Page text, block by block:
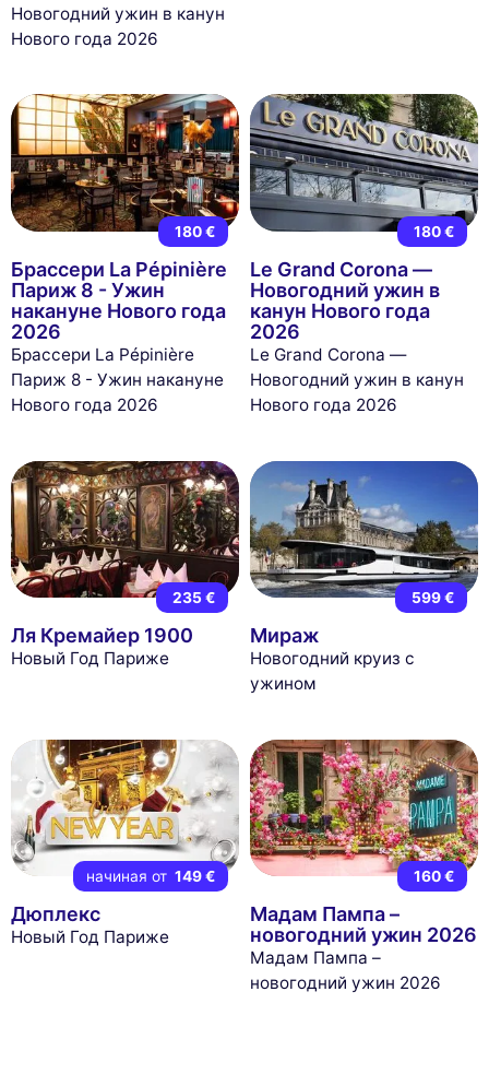
Новогодний ужин в канун
Нового года 2026
180 €
Брассери La Pépinière
Париж 8 - Ужин
накануне Нового года
2026
Брассери La Pépinière
Париж 8 - Ужин накануне
Нового года 2026
180 €
Le Grand Corona —
Новогодний ужин в
канун Нового года
2026
Le Grand Corona —
Новогодний ужин в канун
Нового года 2026
235 €
Ля Кремайер 1900
Новый Год Париже
599 €
Мираж
Новогодний круиз с
ужином
начиная от 149 €
Дюплекс
Новый Год Париже
160 €
Мадам Пампа –
новогодний ужин 2026
Мадам Пампа –
новогодний ужин 2026